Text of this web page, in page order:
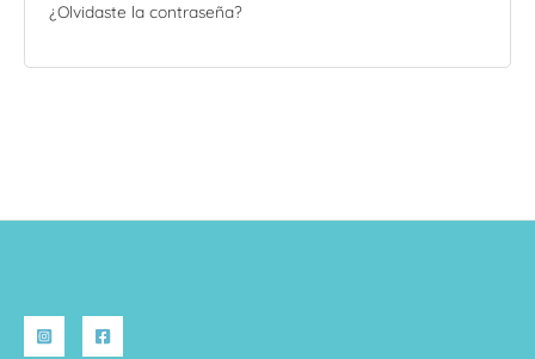
¿Olvidaste la contraseña?